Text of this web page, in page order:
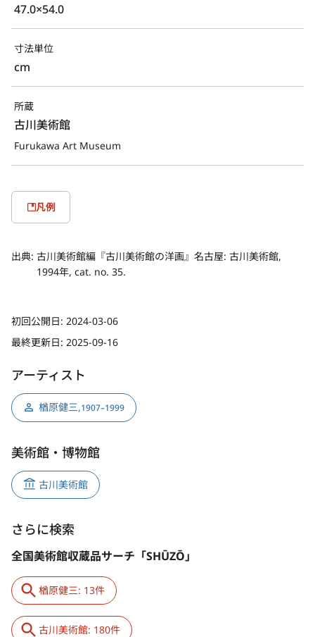
47.0×54.0
寸法単位
cm
所蔵
古川美術館
Furukawa Art Museum
凡例
出典: 古川美術館編『古川美術館の洋画』名古屋: 古川美術館,
1994年, cat. no. 35.
初回公開日: 2024-03-06
最終更新日: 2025-09-16
アーティスト
楢原健三,1907–1999
美術館・博物館
古川美術館
さらに検索
全国美術館収蔵品サーチ「SHŪZŌ」
楢原健三: 13件
古川美術館: 180件